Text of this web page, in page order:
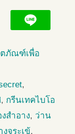
ภัณฑ์เพื่อ
,
, กรีนเทคไบโอ
สำอาง, ว่าน
จระเข้,